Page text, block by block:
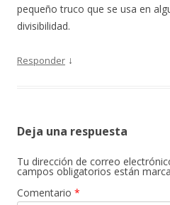
pequeño truco que se usa en
divisibilidad.
Responder ↓
Deja una respuesta
Tu dirección de correo
campos obligatorios están
Comentario *